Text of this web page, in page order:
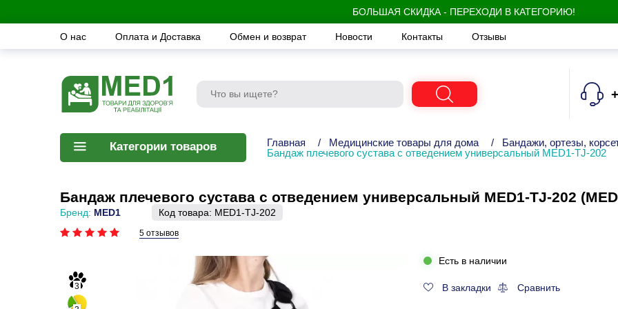
БОЛЬШАЯ СКИДКА - ПЕРЕХОДИ В КАТЕГОРИЮ!
О нас Оплата и Доставка Обмен и возврат Новости Контакты Отзывы
Категории товаров Главная / Медицинские товары для дома /
Бандажи, ортезы,
Бандаж плечевого сустава с отведением универсальный MED1-TJ-202
Бандаж плечевого сустава с отведением универсальный MED1-TJ-202
Бренд: MED1 Код товара: MED1-TJ-202
5 отзывов
3
Есть в наличии
В закладки Сравнить